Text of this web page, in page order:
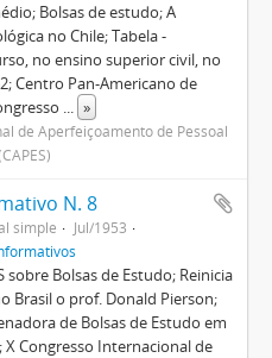
Bolsas de estudo; A
no Chile; Tabela -
no ensino superior civil, no
Centro Pan-Americano de
... »
de Aperfeiçoamento de Pessoal
N. 8
simple
Jul/1953
sobre Bolsas de Estudo; Reinicia
Brasil o prof. Donald Pierson;
de Bolsas de Estudo em
X Congresso Internacional de